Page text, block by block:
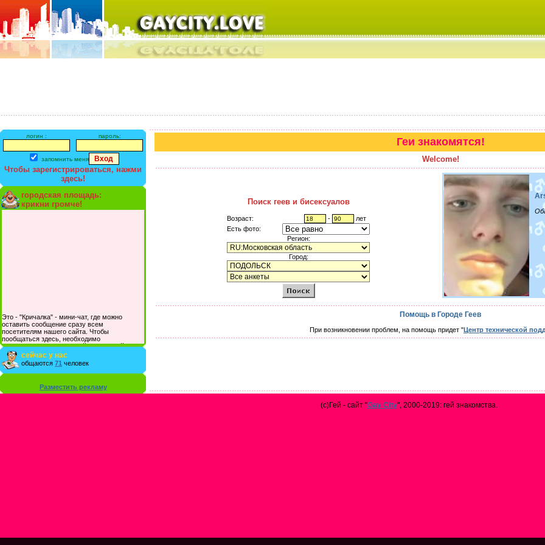
логин : пароль:
запомнить меня
Чтобы зарегистрироваться, нажми
здесь!
городская площадь:
крикни громче!
Это - "Кричалка" - мини-чат, где можно
оставить сообщение сразу всем
посетителям нашего сайта. Чтобы
пообщаться здесь, необходимо
зарегистрироваться на сайте и/или войти со
своими логином и паролем.
сейчас у нас
общаются 71 человек
Разместить рекламу
Геи знакомятся!
Welcome!
Поиск геев и бисексуалов
Возраст: -
лет
Есть фото:
Регион:
Город:
Помощь в Городе Геев
При возникновении проблем, на помощь придет "Центр технической
(с)Гей - сайт "Gay City", 2000-2019: гей знакомства.